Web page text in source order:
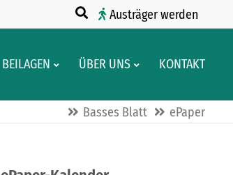
Austräger werden
BEILAGEN ÜBER UNS KONTAKT
Basses Blatt ePaper